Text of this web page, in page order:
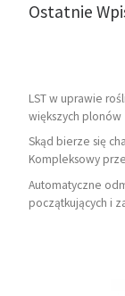
Ostatnie
LST w uprawie
większych plonów
Skąd bierze się
Kompleksowy
Automatyczne
początkujących i